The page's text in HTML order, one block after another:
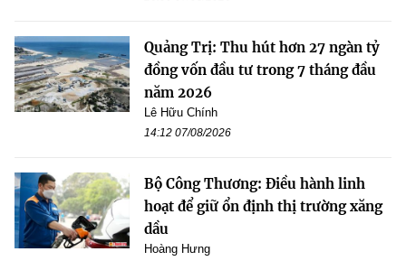
Quảng Trị: Thu hút hơn 27 ngàn tỷ
đồng vốn đầu tư trong 7 tháng đầu
năm 2026
Lê Hữu Chính
14:12 07/08/2026
Bộ Công Thương: Điều hành linh
hoạt để giữ ổn định thị trường xăng
dầu
Hoàng Hưng